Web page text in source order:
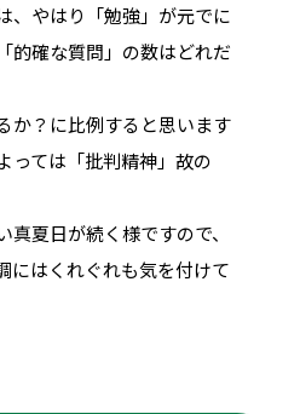
、やはり「勉強」が元でに
的確な質問」の数はどれだ
か？に比例すると思います
っては「批判精神」故の
夏日が続く様ですので、
にはくれぐれも気を付けて